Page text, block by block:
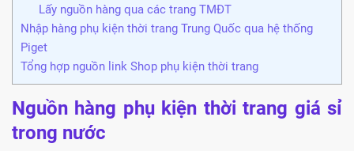
Lấy nguồn hàng qua các trang TMĐT
Nhập hàng phụ kiện thời trang Trung Quốc qua hệ thống
Piget
Tổng hợp nguồn link Shop phụ kiện thời trang
Nguồn hàng phụ kiện thời trang giá sỉ
trong nước